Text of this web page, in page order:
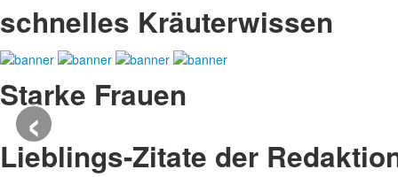
schnelles Kräuterwissen
Starke Frauen
‹
Lieblings-Zitate der